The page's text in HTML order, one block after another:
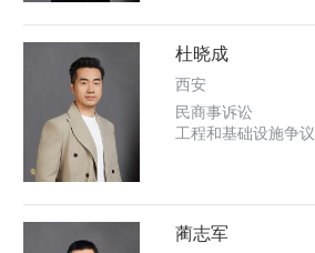
杜晓成
西安
民商事诉讼
工程和基础设施争议
蔺志军